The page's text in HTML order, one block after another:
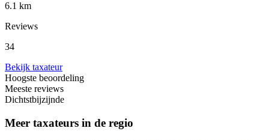
6.1 km
Reviews
34
Bekijk taxateur
Hoogste beoordeling
Meeste reviews
Dichtstbijzijnde
Meer taxateurs in de regio